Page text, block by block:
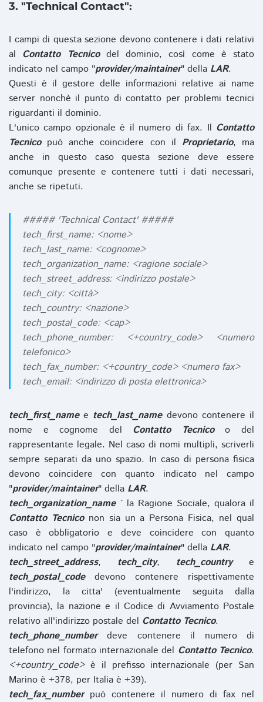
3. "Technical Contact":
I campi di questa sezione devono contenere i dati relativi
al Contatto Tecnicodel dominio, così come è stato
indicato nel campo "provider/maintainer" della LAR.
Questi è il gestore delle informazioni relative ai name
server nonchè il punto di contatto per problemi tecnici
riguardanti il dominio.
L'unico campo opzionale è il numero di fax. Il Contatto
Tecnicopuò anche coincidere con il Proprietario, ma
anche in questo caso questa sezione deve essere
comunque presente e contenere tutti i dati necessari,
anche se ripetuti.
##### 'Technical Contact' #####
tech_first_name: <nome>
tech_last_name: <cognome>
tech_organization_name: <ragione sociale>
tech_street_address: <indirizzo postale>
tech_city: <città>
tech_country: <nazione>
tech_postal_code: <cap>
tech_phone_number: <+country_code> <numero
telefonico>
tech_fax_number: <+country_code> <numero fax>
tech_email: <indirizzo di posta elettronica>
tech_first_namee tech_last_namedevono contenere il
nome e cognome del Contatto Tecnicoo del
rappresentante legale. Nel caso di nomi multipli, scriverli
sempre separati da uno spazio. In caso di persona fisica
devono coincidere con quanto indicato nel campo
"provider/maintainer" della LAR.
tech_organization_name` la Ragione Sociale, qualora il
Contatto Tecniconon sia un a Persona Fisica, nel qual
caso è obbligatorio e deve coincidere con quanto
indicato nel campo "provider/maintainer" della LAR.
tech_street_address, tech_city, tech_countrye
tech_postal_codedevono contenere rispettivamente
l'indirizzo, la citta' (eventualmente seguita dalla
provincia), la nazione e il Codice di Avviamento Postale
relativo all'indirizzo postale del Contatto Tecnico.
tech_phone_numberdeve contenere il numero di
telefono nel formato internazionale del Contatto Tecnico.
<+country_code>è il prefisso internazionale (per San
Marino è +378, per Italia è +39).
tech_fax_numberpuò contenere il numero di fax nel